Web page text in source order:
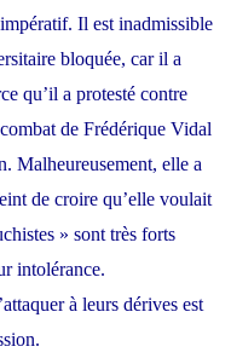
Il est inadmissible
bloquée, car il a
qu’il a protesté contre
de Frédérique Vidal
Malheureusement, elle a
de croire qu’elle voulait
» sont très forts
intolérance.
à leurs dérives est